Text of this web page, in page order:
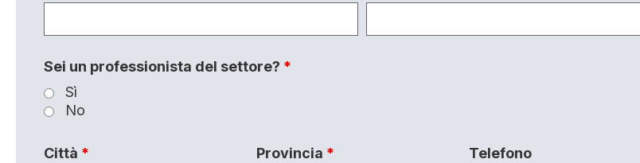
Sei un professionista del settore? *
Sì
No
Città * Provincia * Telefono